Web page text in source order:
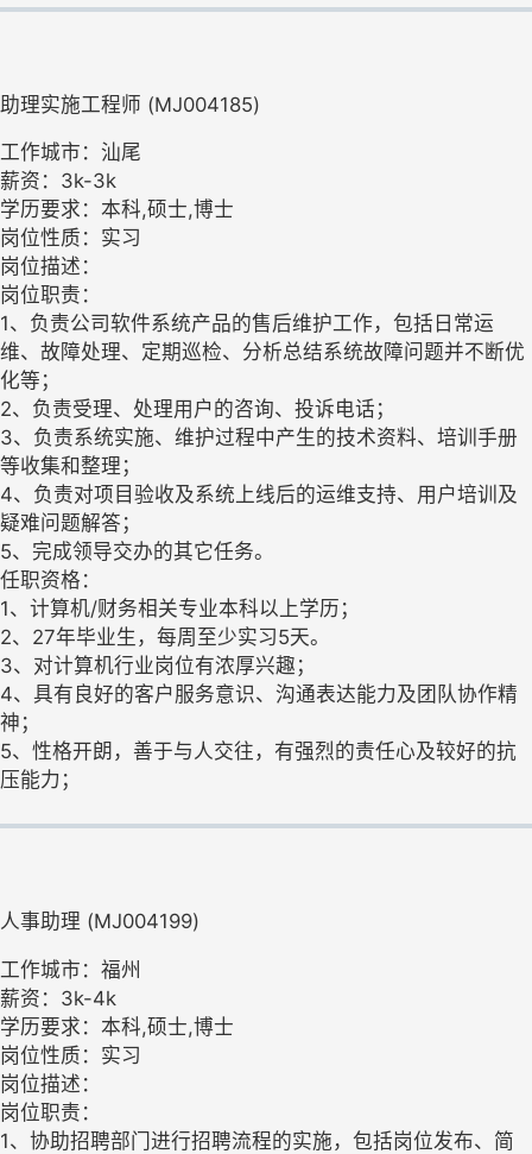
助理实施工程师 (MJ004185)
工作城市：汕尾
薪资：3k-3k
学历要求：本科,硕士,博士
岗位性质：实习
岗位描述：
岗位职责：
1、负责公司软件系统产品的售后维护工作，包括日常运
维、故障处理、定期巡检、分析总结系统故障问题并不断优
化等；
2、负责受理、处理用户的咨询、投诉电话；
3、负责系统实施、维护过程中产生的技术资料、培训手册
等收集和整理；
4、负责对项目验收及系统上线后的运维支持、用户培训及
疑难问题解答；
5、完成领导交办的其它任务。
任职资格：
1、计算机/财务相关专业本科以上学历；
2、27年毕业生，每周至少实习5天。
3、对计算机行业岗位有浓厚兴趣；
4、具有良好的客户服务意识、沟通表达能力及团队协作精
神；
5、性格开朗，善于与人交往，有强烈的责任心及较好的抗
压能力；
人事助理 (MJ004199)
工作城市：福州
薪资：3k-4k
学历要求：本科,硕士,博士
岗位性质：实习
岗位描述：
岗位职责：
1、协助招聘部门进行招聘流程的实施，包括岗位发布、简